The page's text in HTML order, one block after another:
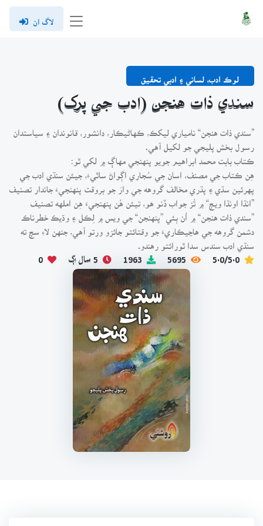
لاگ ان
لوڪ ادب، لساني ۽ ادبي تحقيق
سندي ذات هنجن (ادب جي پرک)
”سندي ذات هنجن“ نامياري ليکڪ، ڪهاڻيڪار، دانشور، قانوندان ۽ سياستدان
رسول بخش پليجي جو لکيل آهي.
ڪتاب بابت محمد ابراهيم جويو پنهنجي مهاڳ ۾ لکي ٿو:
هِن ڪتاب جي مصنف، اسان جي سُجاري اڳواڻ ساٿيءَ، جيئن سنڌي ادب جي
پهرئين سڌي ۽ پڌري مخالف گروهه جي وارَ جو بروقت پنهنجيءَ جاندار تصنيف
”انڌا اونڌا ويڄ“ ۾ تُز جواب ڏنو هو، تيئن هُن پنهنجيءَ هِن املهه تصنيف
”سندي ذات هنجن“ ۾ اُن ٻئي ”پنهنجن“ جي ويس ۾ لِڪل ۽ وڌيڪ خطرناڪ
دشمن گروهه جي هاڃيڪاريءَ جو وقتائتو جائزو ورتو آهي، جنهن لاءِ سچ ته
سنڌي ادب سندس سدا ٿورائتو رهندو.
5.0/5.0
5695
1963 5 سال اڳ 0